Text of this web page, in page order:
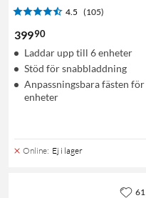
4.5 (105)
39990
Laddar upp till 6 enheter
Stöd för snabbladdning
Anpassningsbara fästen för
enheter
Online: Ej i lager
61